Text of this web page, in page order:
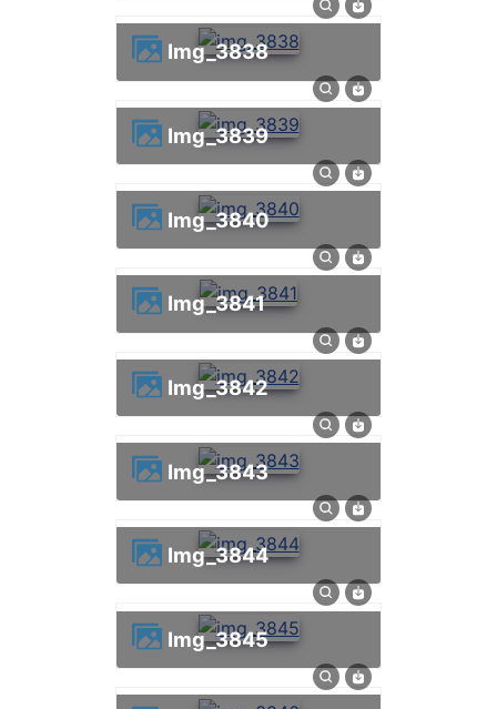
img_3838
img_3839
img_3840
img_3841
img_3842
img_3843
img_3844
img_3845